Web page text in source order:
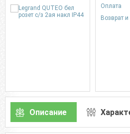
Оплата
Возврат
Описание